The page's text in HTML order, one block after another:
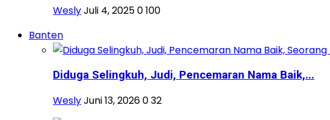
WeslyJuli 4, 20250100
Banten
Diduga Selingkuh, Judi, Pencemaran Nama Baik,...
WeslyJuni 13, 2026032